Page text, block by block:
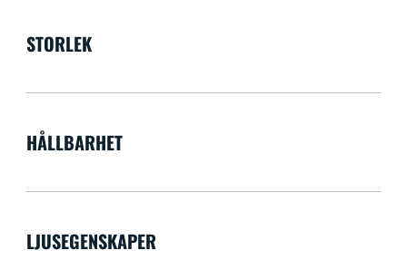
STORLEK
HÅLLBARHET
LJUSEGENSKAPER